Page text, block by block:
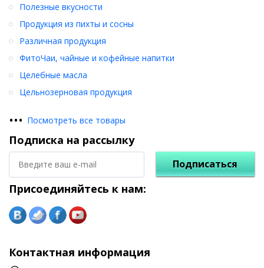
Полезные вкусности
Продукция из пихты и сосны
Различная продукция
ФитоЧаи, чайные и кофейные напитки
Целебные масла
Цельнозерновая продукция
••• Посмотреть все товары
Подписка на рассылку
Подписаться
Присоединяйтесь к нам:
Контактная информация